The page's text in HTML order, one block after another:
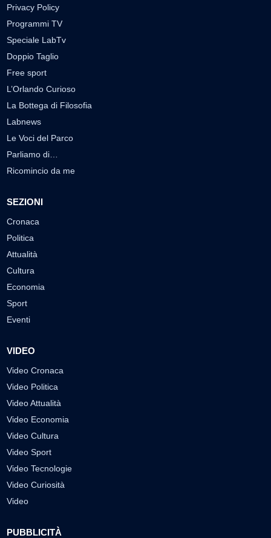
Privacy Policy
Programmi TV
Speciale LabTv
Doppio Taglio
Free sport
L’Orlando Curioso
La Bottega di Filosofia
Labnews
Le Voci del Parco
Parliamo di…
Ricomincio da me
SEZIONI
Cronaca
Politica
Attualità
Cultura
Economia
Sport
Eventi
VIDEO
Video Cronaca
Video Politica
Video Attualità
Video Economia
Video Cultura
Video Sport
Video Tecnologie
Video Curiosità
Video
PUBBLICITÀ